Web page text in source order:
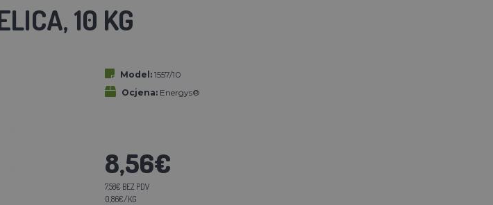
10 KG
Model: 1557/10
Ocjena: Energys®
8,56€
7,58€ BEZ PDV
0,86€/KG